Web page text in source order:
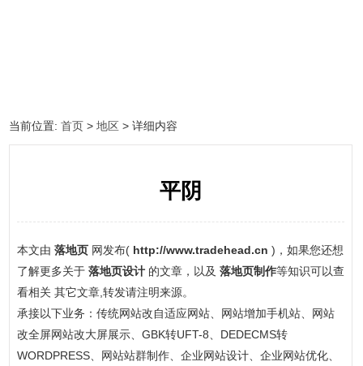
当前位置:首页 >地区 > 详细内容
平阴
本文由 落地页 网发布( http://www.tradehead.cn )，如果您还想
了解更多关于 落地页设计 的文章，以及 落地页制作等知识可以查
看相关 其它文章,转发请注明来源。
承接以下业务：传统网站改自适应网站、网站增加手机站、网站
改全屏网站改大屏展示、GBK转UFT-8、DEDECMS转
WORDPRESS、网站站群制作、企业网站设计、企业网站优化、